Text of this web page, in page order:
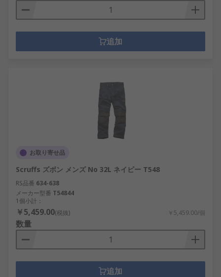
追加
お取り寄せ品
Scruffs ズボン メンズ No 32L ネイビー T548
RS品番 634-638
メーカー型番 T54844
1個小計：
￥5,459.00(税抜) ￥5,459.00/個
数量
追加